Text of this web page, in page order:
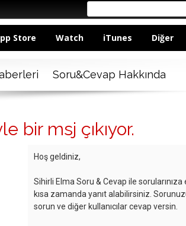
Store Watch iTunes Diğer
Soru&Cevap Hakkında
bir msj çıkıyor.
Hoş geldiniz,
Sihirli Elma Soru & Cevap ile sorularınıza
kısa zamanda yanıt alabilirsiniz.
sorun ve diğer kullanıcılar cevap versin.